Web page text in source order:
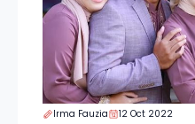
Irma Fauzia 12 Oct 2022